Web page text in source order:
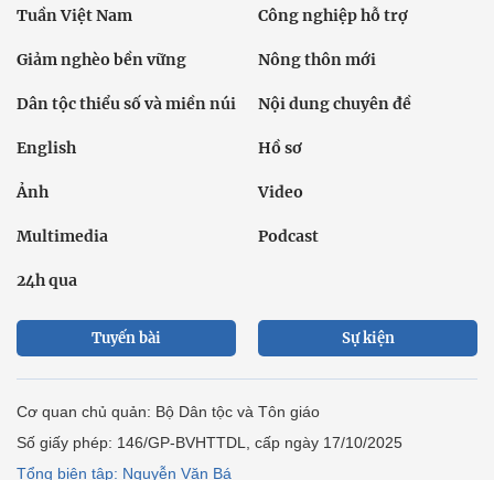
Tuần Việt Nam Công nghiệp hỗ trợ
Giảm nghèo bền vững Nông thôn mới
Dân tộc thiểu số và miền núi Nội dung chuyên đề
English Hồ sơ
Ảnh Video
Multimedia Podcast
24h qua
Tuyến bài Sự kiện
Cơ quan chủ quản: Bộ Dân tộc và Tôn giáo
Số giấy phép: 146/GP-BVHTTDL, cấp ngày 17/10/2025
Tổng biên tập: Nguyễn Văn Bá